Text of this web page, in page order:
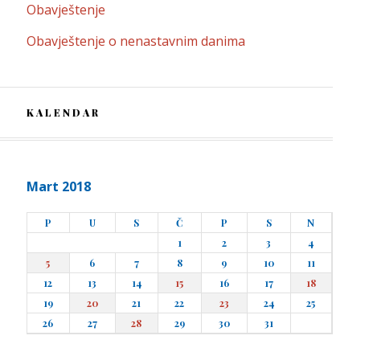
Obavještenje
Obavještenje o nenastavnim danima
KALENDAR
Mart 2018
P U S Č P S
N
1
2 3
4
5
6 7 8 9 10
11
12
13 14 15 16 17
18
19
20 21 22 23 24
25
26
27 28 29 30 31